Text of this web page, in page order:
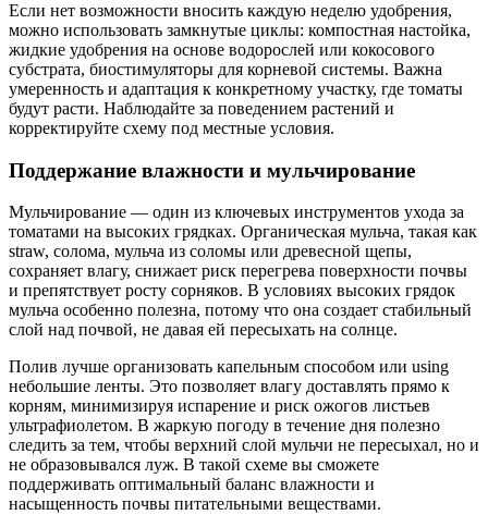
Если нет возможности вносить каждую неделю удобрения,
можно использовать замкнутые циклы: компостная настойка,
жидкие удобрения на основе водорослей или кокосового
субстрата, биостимуляторы для корневой системы. Важна
умеренность и адаптация к конкретному участку, где томаты
будут расти. Наблюдайте за поведением растений и
корректируйте схему под местные условия.
Поддержание влажности и мульчирование
Мульчирование — один из ключевых инструментов ухода за
томатами на высоких грядках. Органическая мульча, такая как
straw, солома, мульча из соломы или древесной щепы,
сохраняет влагу, снижает риск перегрева поверхности почвы
и препятствует росту сорняков. В условиях высоких грядок
мульча особенно полезна, потому что она создает стабильный
слой над почвой, не давая ей пересыхать на солнце.
Полив лучше организовать капельным способом или using
небольшие ленты. Это позволяет влагу доставлять прямо к
корням, минимизируя испарение и риск ожогов листьев
ультрафиолетом. В жаркую погоду в течение дня полезно
следить за тем, чтобы верхний слой мульчи не пересыхал, но и
не образовывался луж. В такой схеме вы сможете
поддерживать оптимальный баланс влажности и
насыщенность почвы питательными веществами.